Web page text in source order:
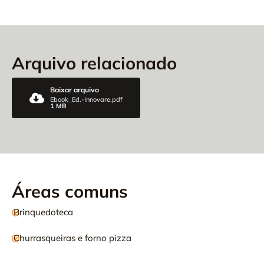
Arquivo relacionado
Baixar arquivo
Ebook_Ed.-Innovare.pdf
1 MB
Áreas comuns
Brinquedoteca
Churrasqueiras e forno pizza